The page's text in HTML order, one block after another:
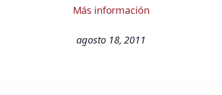
Más información
agosto 18, 2011